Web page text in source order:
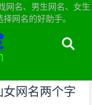
网名、男生网名、女生
网名的好助手。
网名两个字